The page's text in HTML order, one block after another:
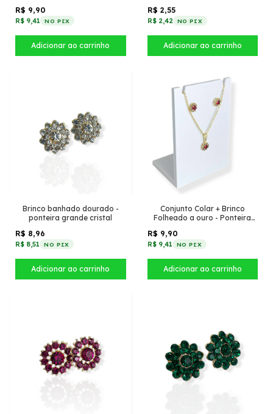
R$ 9,90
R$ 9,41 NO PIX
R$ 2,55
R$ 2,42 NO PIX
Brinco banhado dourado -
ponteira grande cristal
R$ 8,96
R$ 8,51 NO PIX
Conjunto Colar + Brinco
Folheado a ouro - Ponteira
R$ 9,90
R$ 9,41 NO PIX